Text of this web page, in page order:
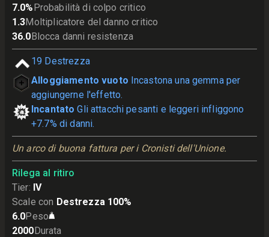
7.0%Probabilità di colpo critico
1.3Moltiplicatore del danno critico
36.0Blocca danni resistenza
19 Destrezza
Alloggiamento vuoto Incastona una gemma per
aggiungerne l'effetto.
Incantato Gli attacchi pesanti e leggeri infliggono
+7.7% di danni.
Un arco di buona fattura per i Cronisti dell'Unione.
Rilega al ritiro
Tier: IV
Scale con Destrezza 100%
6.0Peso
2000Durata